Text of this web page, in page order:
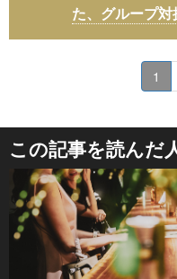
た、グループ
1
この記事を読んだ